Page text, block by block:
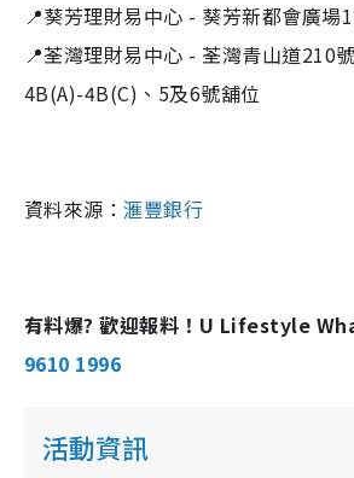
📍葵芳理財易中心 - 葵芳新都會廣場
📍荃灣理財易中心 - 荃灣青山道210
4B(A)-4B(C)、5及6號舖位
資料來源：滙豐銀行
有料爆? 歡迎報料！U Lifestyle
9610 1996
活動資訊